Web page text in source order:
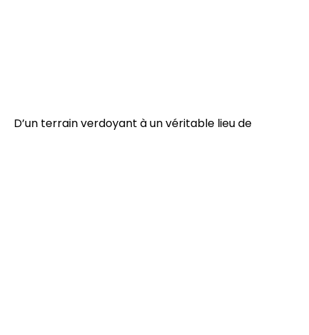
D’un terrain verdoyant à un véritable lieu de